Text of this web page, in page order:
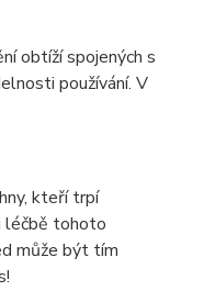
obtíží spojených s
používání. V
kteří trpí
léčbě tohoto
může být tím